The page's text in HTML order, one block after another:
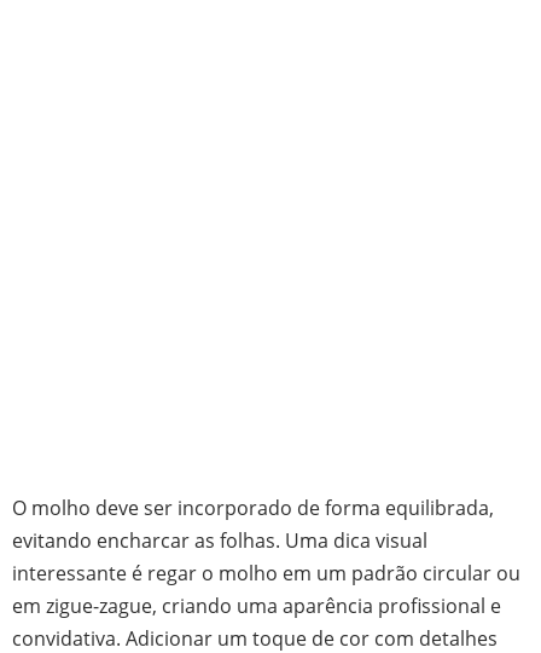
O molho deve ser incorporado de forma equilibrada,
evitando encharcar as folhas. Uma dica visual
interessante é regar o molho em um padrão circular ou
em zigue-zague, criando uma aparência profissional e
convidativa. Adicionar um toque de cor com detalhes